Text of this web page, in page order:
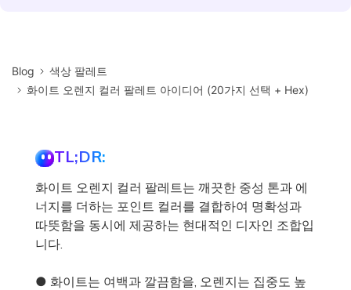
Blog
색상 팔레트
화이트 오렌지 컬러 팔레트 아이디어 (20가지 선택 + Hex)
TL;DR:
화이트 오렌지 컬러 팔레트는 깨끗한 중성 톤과 에
너지를 더하는 포인트 컬러를 결합하여 명확성과
따뜻함을 동시에 제공하는 현대적인 디자인 조합입
니다.
● 화이트는 여백과 깔끔함을, 오렌지는 집중도 높